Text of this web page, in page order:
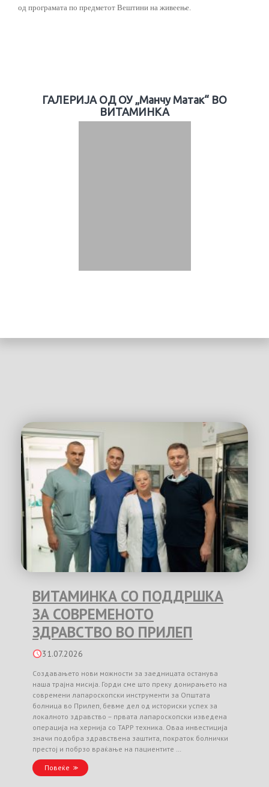
од програмата по предметот Вештини на живеење.
ГАЛЕРИЈА ОД ОУ „Манчу Матак“ ВО
ВИТАМИНКА
ВИТАМИНКА СО ПОДДРШКА
ЗА СОВРЕМЕНОТО
ЗДРАВСТВО ВО ПРИЛЕП
31.07.2026
Создавањето нови можности за заедницата останува
наша трајна мисија. Горди сме што преку донирањето на
современи лапароскопски инструменти за Општата
болница во Прилеп, бевме дел од историски успех за
локалното здравство – првата лапароскопски изведена
операција на хернија со TAPP техника. Оваа инвестиција
значи подобра здравствена заштита, пократок болнички
престој и побрзо враќање на пациентите …
Повеќе